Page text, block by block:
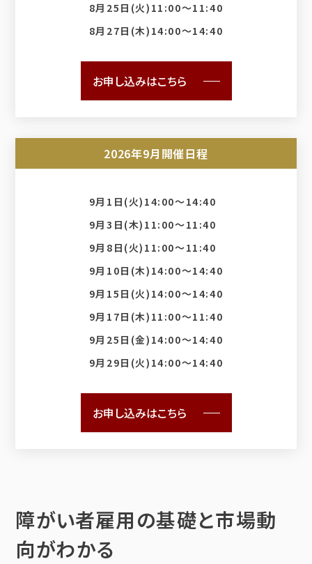
8月25日(火)11:00〜11:40
8月27日(木)14:00〜14:40
お申し込みはこちら
2026年9月開催日程
9月1日(火)14:00〜14:40
9月3日(木)11:00〜11:40
9月8日(火)11:00〜11:40
9月10日(木)14:00〜14:40
9月15日(火)14:00〜14:40
9月17日(木)11:00〜11:40
9月25日(金)14:00〜14:40
9月29日(火)14:00〜14:40
お申し込みはこちら
障がい者雇用の基礎と市場動
向がわかる